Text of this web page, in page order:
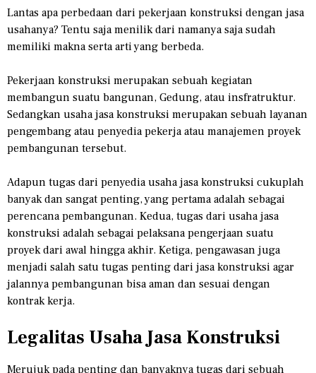
Lantas apa perbedaan dari pekerjaan konstruksi dengan jasa
usahanya? Tentu saja menilik dari namanya saja sudah
memiliki makna serta arti yang berbeda.
Pekerjaan konstruksi merupakan sebuah kegiatan
membangun suatu bangunan, Gedung, atau insfratruktur.
Sedangkan usaha jasa konstruksi merupakan sebuah layanan
pengembang atau penyedia pekerja atau manajemen proyek
pembangunan tersebut.
Adapun tugas dari penyedia usaha jasa konstruksi cukuplah
banyak dan sangat penting, yang pertama adalah sebagai
perencana pembangunan. Kedua, tugas dari usaha jasa
konstruksi adalah sebagai pelaksana pengerjaan suatu
proyek dari awal hingga akhir. Ketiga, pengawasan juga
menjadi salah satu tugas penting dari jasa konstruksi agar
jalannya pembangunan bisa aman dan sesuai dengan
kontrak kerja.
Legalitas Usaha Jasa Konstruksi
Merujuk pada penting dan banyaknya tugas dari sebuah